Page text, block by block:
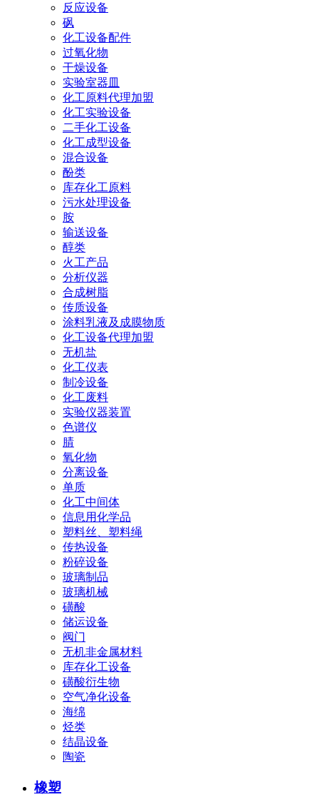
反应设备
砜
化工设备配件
过氧化物
干燥设备
实验室器皿
化工原料代理加盟
化工实验设备
二手化工设备
化工成型设备
混合设备
酚类
库存化工原料
污水处理设备
胺
输送设备
醇类
火工产品
分析仪器
合成树脂
传质设备
涂料乳液及成膜物质
化工设备代理加盟
无机盐
化工仪表
制冷设备
化工废料
实验仪器装置
色谱仪
腈
氧化物
分离设备
单质
化工中间体
信息用化学品
塑料丝、塑料绳
传热设备
粉碎设备
玻璃制品
玻璃机械
磺酸
储运设备
阀门
无机非金属材料
库存化工设备
磺酸衍生物
空气净化设备
海绵
烃类
结晶设备
陶瓷
橡塑